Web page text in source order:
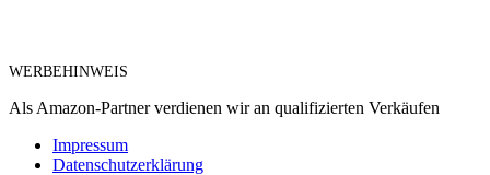
WERBEHINWEIS
Als Amazon-Partner verdienen wir an qualifizierten Verkäufen
Impressum
Datenschutzerklärung